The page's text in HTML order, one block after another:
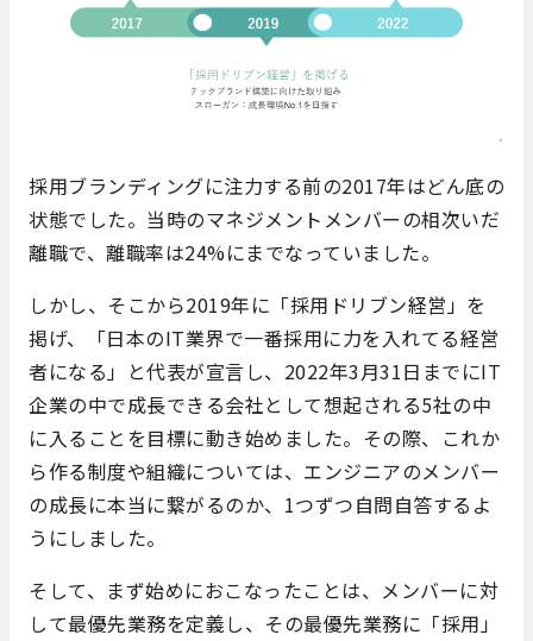
採用ブランディングに注力する前の2017年はどん底の
状態でした。当時のマネジメントメンバーの相次いだ
離職で、離職率は24%にまでなっていました。
しかし、そこから2019年に「採用ドリブン経営」を
掲げ、「日本のIT業界で一番採用に力を入れてる経営
者になる」と代表が宣言し、2022年3月31日までにIT
企業の中で成長できる会社として想起される5社の中
に入ることを目標に動き始めました。その際、これか
ら作る制度や組織については、エンジニアのメンバー
の成長に本当に繋がるのか、1つずつ自問自答するよ
うにしました。
そして、まず始めにおこなったことは、メンバーに対
して最優先業務を定義し、その最優先業務に「採用」